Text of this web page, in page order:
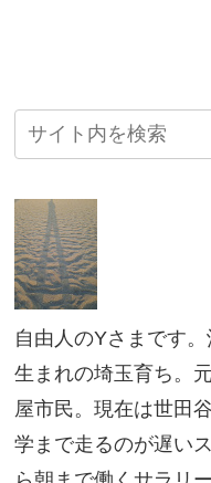
自由人のYさまです
生まれの埼玉育ち。
屋市民。現在は世田
学まで走るのが遅い